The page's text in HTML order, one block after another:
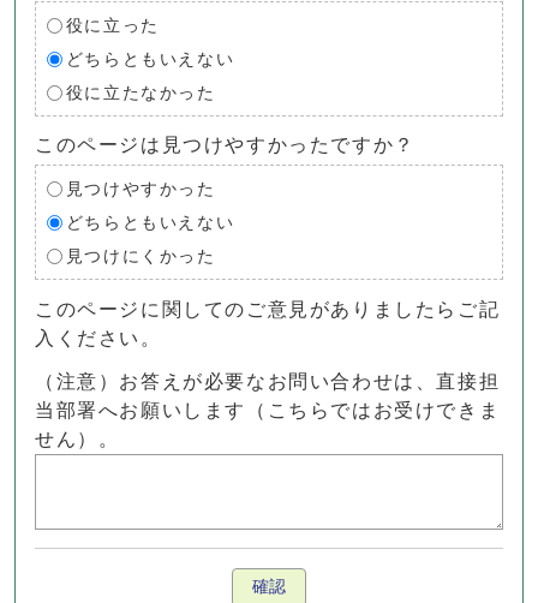
役に立った
どちらともいえない
役に立たなかった
このページは見つけやすかったですか？
見つけやすかった
どちらともいえない
見つけにくかった
このページに関してのご意見がありましたらご記
入ください。
（注意）お答えが必要なお問い合わせは、直接担
当部署へお願いします（こちらではお受けできま
せん）。
確認